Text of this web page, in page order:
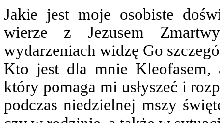
Jakie jest moje osobiste
wierze z Jezusem
wydarzeniach widzę Go
Kto jest dla mnie Kleofasem,
który pomaga mi usłyszeć i
podczas niedzielnej mszy